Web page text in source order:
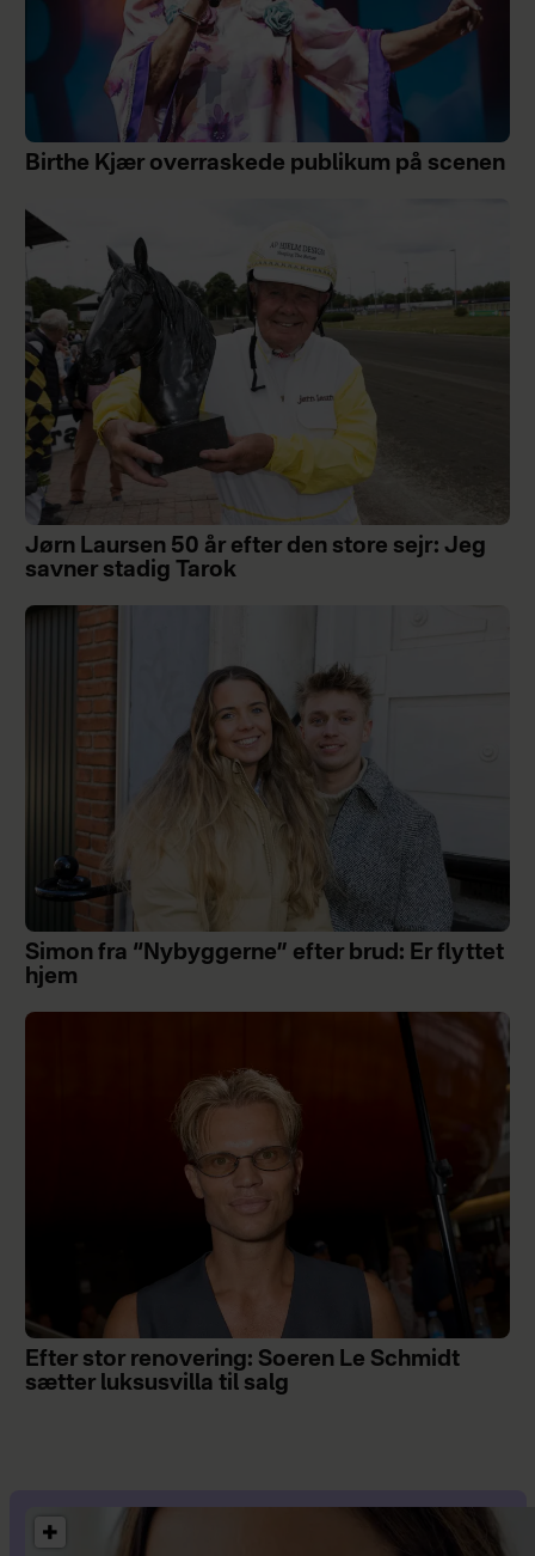
Birthe Kjær overraskede publikum på scenen
Jørn Laursen 50 år efter den store sejr: Jeg
savner stadig Tarok
Simon fra “Nybyggerne” efter brud: Er flyttet
hjem
Efter stor renovering: Soeren Le Schmidt
sætter luksusvilla til salg